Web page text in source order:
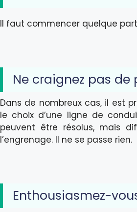
Il faut commencer quelque
Ne craignez pas
Dans de nombreux cas, il est
le choix d’une ligne de
peuvent être résolus, mais
l’engrenage. Il ne se passe rien.
Enthousiasmez-